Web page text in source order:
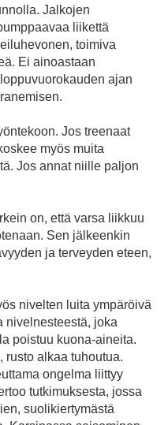
Jalkojen
liikettä
toimiva
Ei ainoastaan
ajan
Jos treenaat
myös muita
Jos annat niille paljon
on, että varsa liikkuu
Sen jälkeenkin
ja terveyden eteen,
nivelten luita ympäröivä
nivelnesteestä, joka
poistuu kuona-aineita.
alkaa tuhoutua.
ongelma liittyy
tutkimuksesta, jossa
suolikiertymästä